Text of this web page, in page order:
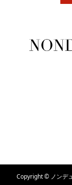
Copyright © ノンデ